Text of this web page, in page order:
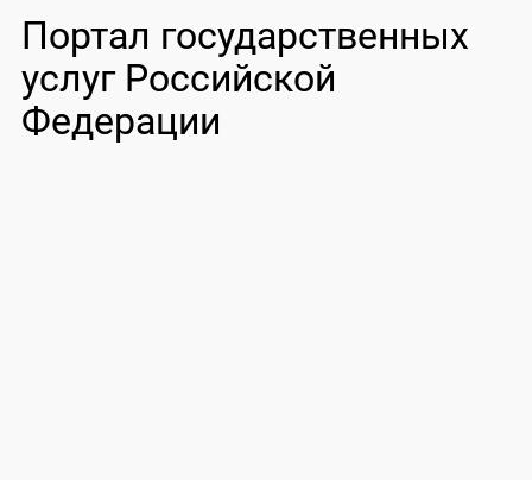
Портал государственных
услуг Российской
Федерации